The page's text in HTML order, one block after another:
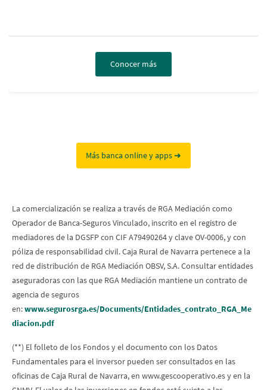
Conocer más
Más banca online y apps ➜
La comercialización se realiza a través de RGA Mediación como
Operador de Banca-Seguros Vinculado, inscrito en el registro de
mediadores de la DGSFP con CIF A79490264 y clave OV-0006, y con
póliza de responsabilidad civil. Caja Rural de Navarra pertenece a la
red de distribución de RGA Mediación OBSV, S.A. Consultar entidades
aseguradoras con las que RGA Mediación mantiene un contrato de
agencia de seguros
en:www.segurosrga.es/Documents/Entidades_contrato_RGA_Me
diacion.pdf
(**) El folleto de los Fondos y el documento con los Datos
Fundamentales para el inversor pueden ser consultados en las
oficinas de Caja Rural de Navarra, en www.gescooperativo.es y en la